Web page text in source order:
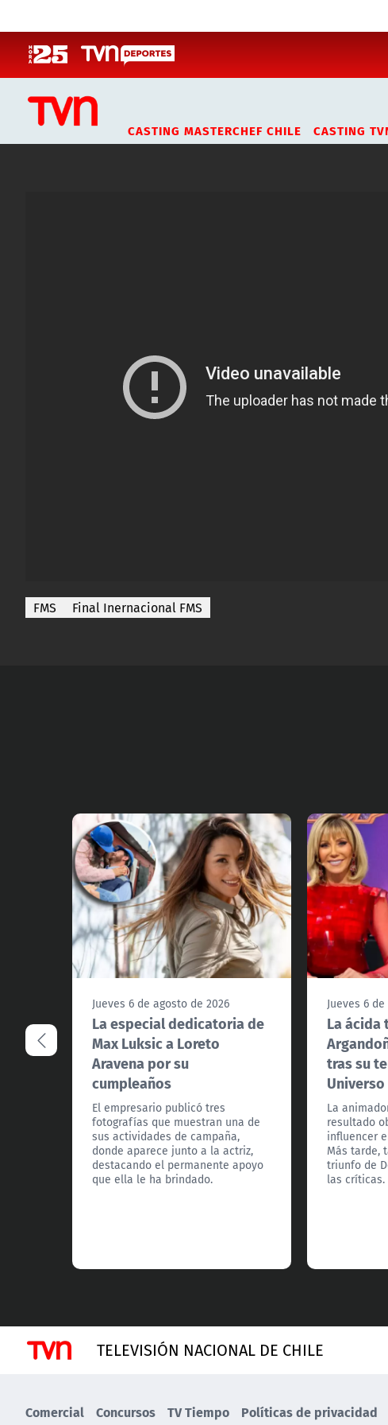
CASTING MASTERCHEF CHILE CASTING
FMS Final Inernacional FMS
Jueves 6 de agosto de 2026
La especial dedicatoria de
Max Luksic a Loreto
Aravena por su
cumpleaños
El empresario publicó tres
fotografías que muestran una de
sus actividades de campaña,
donde aparece junto a la actriz,
destacando el permanente apoyo
que ella le ha brindado.
Jueves 6
La ácida
tras su
Universo
La
resultado
influencer
Más tarde,
triunfo de
las críticas.
TELEVISIÓN NACIONAL DE CHILE
Comercial Concursos TV Tiempo Políticas de privacidad